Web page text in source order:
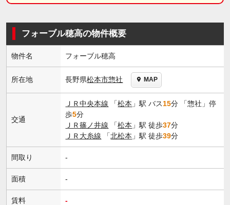
フォーブル穂高の物件概要
物件名 フォーブル穂高
所在地 長野県松本市惣社 MAP
交通
ＪＲ中央本線 「松本 」駅 バス15分 「惣社」停
歩5分
ＪＲ篠ノ井線 「松本 」駅 徒歩37分
ＪＲ大糸線 「北松本 」駅 徒歩39分
間取り -
面積 -
賃料 -